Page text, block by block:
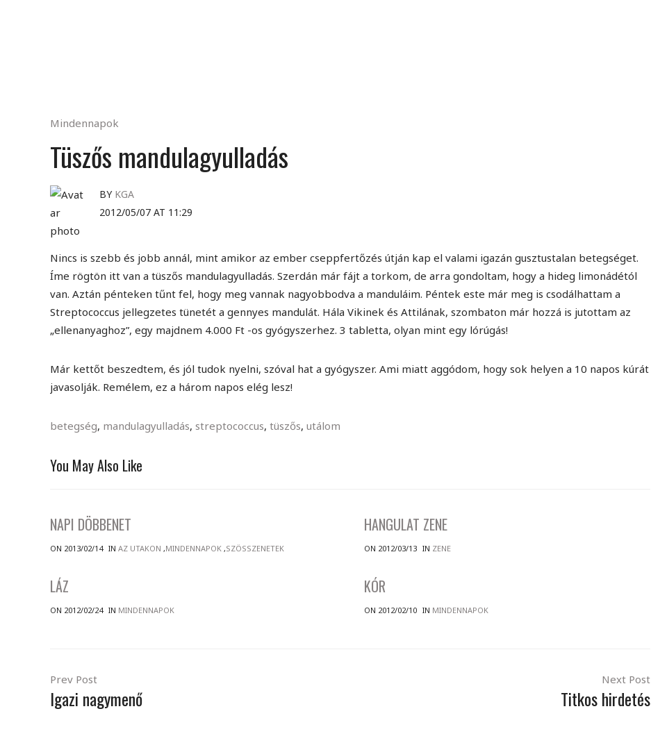
Mindennapok
Tüszős mandulagyulladás
BY KGA
2012/05/07 AT 11:29
Nincs is szebb és jobb annál, mint amikor az ember cseppfertőzés útján kap el valami igazán gusztustalan betegséget.
Íme rögtön itt van a tüszős mandulagyulladás. Szerdán már fájt a torkom, de arra gondoltam, hogy a hideg limonádétól
van. Aztán pénteken tűnt fel, hogy meg vannak nagyobbodva a manduláim. Péntek este már meg is csodálhattam a
Streptococcus jellegzetes tünetét a gennyes mandulát. Hála Vikinek és Attilának, szombaton már hozzá is jutottam az
„ellenanyaghoz”, egy majdnem 4.000 Ft -os gyógyszerhez. 3 tabletta, olyan mint egy lórúgás!
Már kettőt beszedtem, és jól tudok nyelni, szóval hat a gyógyszer. Ami miatt aggódom, hogy sok helyen a 10 napos kúrát
javasolják. Remélem, ez a három napos elég lesz!
betegség, mandulagyulladás, streptococcus, tüszős, utálom
You May Also Like
NAPI DÖBBENET
ON 2013/02/14 IN AZ UTAKON ,MINDENNAPOK ,SZÖSSZENETEK
HANGULAT ZENE
ON 2012/03/13 IN ZENE
LÁZ
ON 2012/02/24 IN MINDENNAPOK
KÓR
ON 2012/02/10 IN MINDENNAPOK
Prev Post
Igazi nagymenő
Next Post
Titkos hirdetés